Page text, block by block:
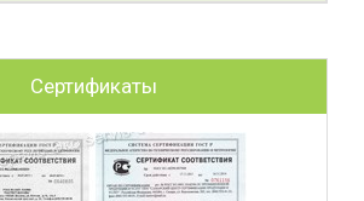
Сертификаты